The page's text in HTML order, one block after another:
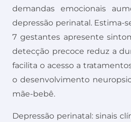
demandas emocionais
depressão perinatal. Estima-
7 gestantes apresente
detecção precoce reduz a
facilita o acesso a
o desenvolvimento
mãe-bebê.
Depressão perinatal: sinais